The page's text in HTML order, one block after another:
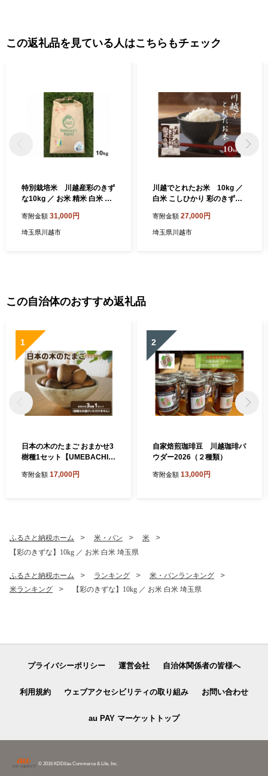
この返礼品を見ている人はこちらもチェック
特別栽培米 川越産彩のきず
な10kg ／ お米 精米 白米 埼
寄附金額 31,000円
埼玉県川越市
川越でとれたお米 10kg ／
白米 こしひかり 彩のきずな
ド米 埼玉県
寄附金額 27,000円
埼玉県川越市
この自治体のおすすめ返礼品
1
日本の木のたまご おまかせ3
樹種1セット【UMEBACHI F
寄附金額 17,000円
2
自家焙煎珈琲豆 川越珈琲パ
ウダー2026（２種類）
寄附金額 13,000円
ふるさと納税ホーム 米・パン
米
【彩のきずな】10kg ／ お米 白米 埼玉県
ふるさと納税ホーム ランキング
米・パンランキング
米ランキング
【彩のきずな】10kg ／ お米 白米 埼玉県
プライバシーポリシー 運営会社 自治体関係者の皆様へ
利用規約 ウェブアクセシビリティの取り組み お問い合わせ
au PAY マーケットトップ
© 2016 KDDI/au Commerce & Life, Inc.